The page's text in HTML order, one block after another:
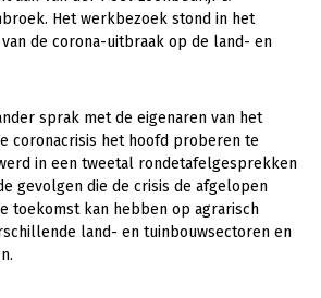
energie
Het werkbezoek stond in het
de corona-uitbraak op de land- en
sprak met de eigenaren van het
coronacrisis het hoofd proberen te
in een tweetal rondetafelgesprekken
gevolgen die de crisis de afgelopen
toekomst kan hebben op agrarisch
land- en tuinbouwsectoren en